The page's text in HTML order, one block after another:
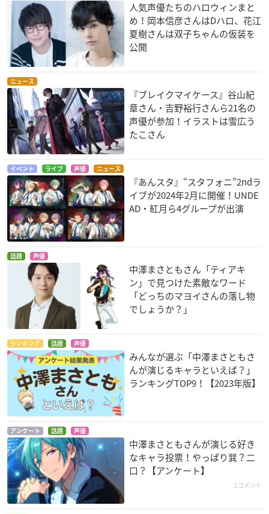
人気声優たちのハロウィンまと
め！岡本信彦さんはDハロ、花江
夏樹さんは双子ちゃんの仮装を
公開
ニュース
『ブレイクマイケース』谷山紀
章さん・吉野裕行さんら21名の
声優が参加！イラストは雪広う
たこさん
イベント ライブ 声優 ニュース
『あんスタ』“スタフォニ”2ndラ
イブが2024年2月に開催！UNDE
AD・紅月ら4グループが出演
話題 声優
中澤まさともさん「ティアキ
ン」で見つけた素敵なワード
「どっちのマヨイさんの落し物
でしょうか？」
ランキング 話題 声優
みんなが選ぶ「中澤まさともさ
んが演じるキャラといえば？」
ランキングTOP9！【2023年版】
アンケート 話題 声優
中澤まさともさんが演じる好き
なキャラ投票！やっぱり巽？二
口？【アンケート】
2コメント